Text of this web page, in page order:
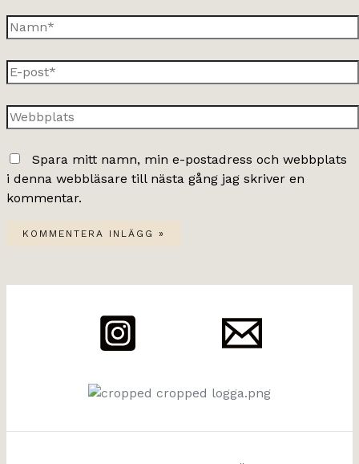
Namn*
E-
post*
Webbplats
Spara mitt namn, min e-postadress och webbplats
i denna webbläsare till nästa gång jag skriver en
kommentar.